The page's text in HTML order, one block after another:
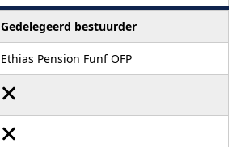
Gedelegeerd bestuurder
Ethias Pension Funf OFP